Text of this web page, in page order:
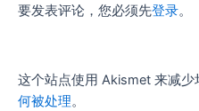
要发表评论，您必须先登录。
这个站点使用 Akismet 来减少
何被处理。